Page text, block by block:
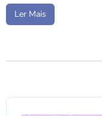
Ler Mais